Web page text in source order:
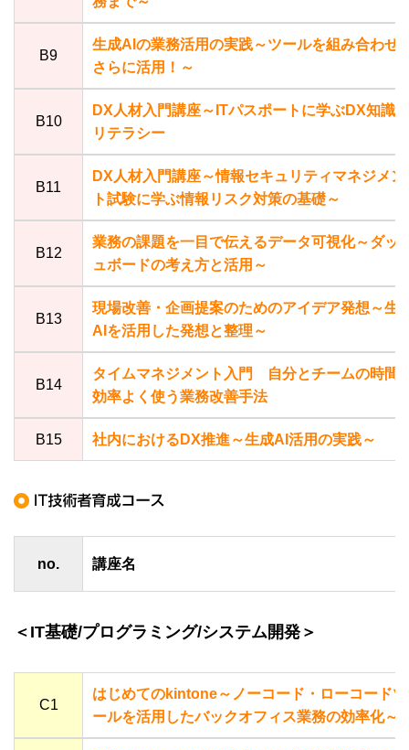
B9
生成AIの業務活用の実践～ツールを組み合わせ
さらに活用！～
B10
DX人材入門講座～ITパスポートに学ぶDX知識と
リテラシー
B11
DX人材入門講座～情報セキュリティマネジメン
ト試験に学ぶ情報リスク対策の基礎～
B12
業務の課題を一目で伝えるデータ可視化～ダッ
ュボードの考え方と活用～
B13
現場改善・企画提案のためのアイデア発想～生
AIを活用した発想と整理～
B14
タイムマネジメント入門 自分とチームの時間
効率よく使う業務改善手法
B15 社内におけるDX推進～生成AI活用の実践～
no. 講座名
＜IT基礎/プログラミング/システム開発＞
C1
はじめてのkintone～ノーコード・ローコードツ
ールを活用したバックオフィス業務の効率化～